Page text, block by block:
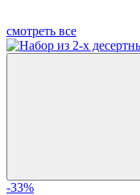
смотреть все
-33%